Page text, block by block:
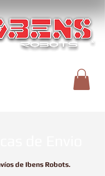
de Ibens Robots.